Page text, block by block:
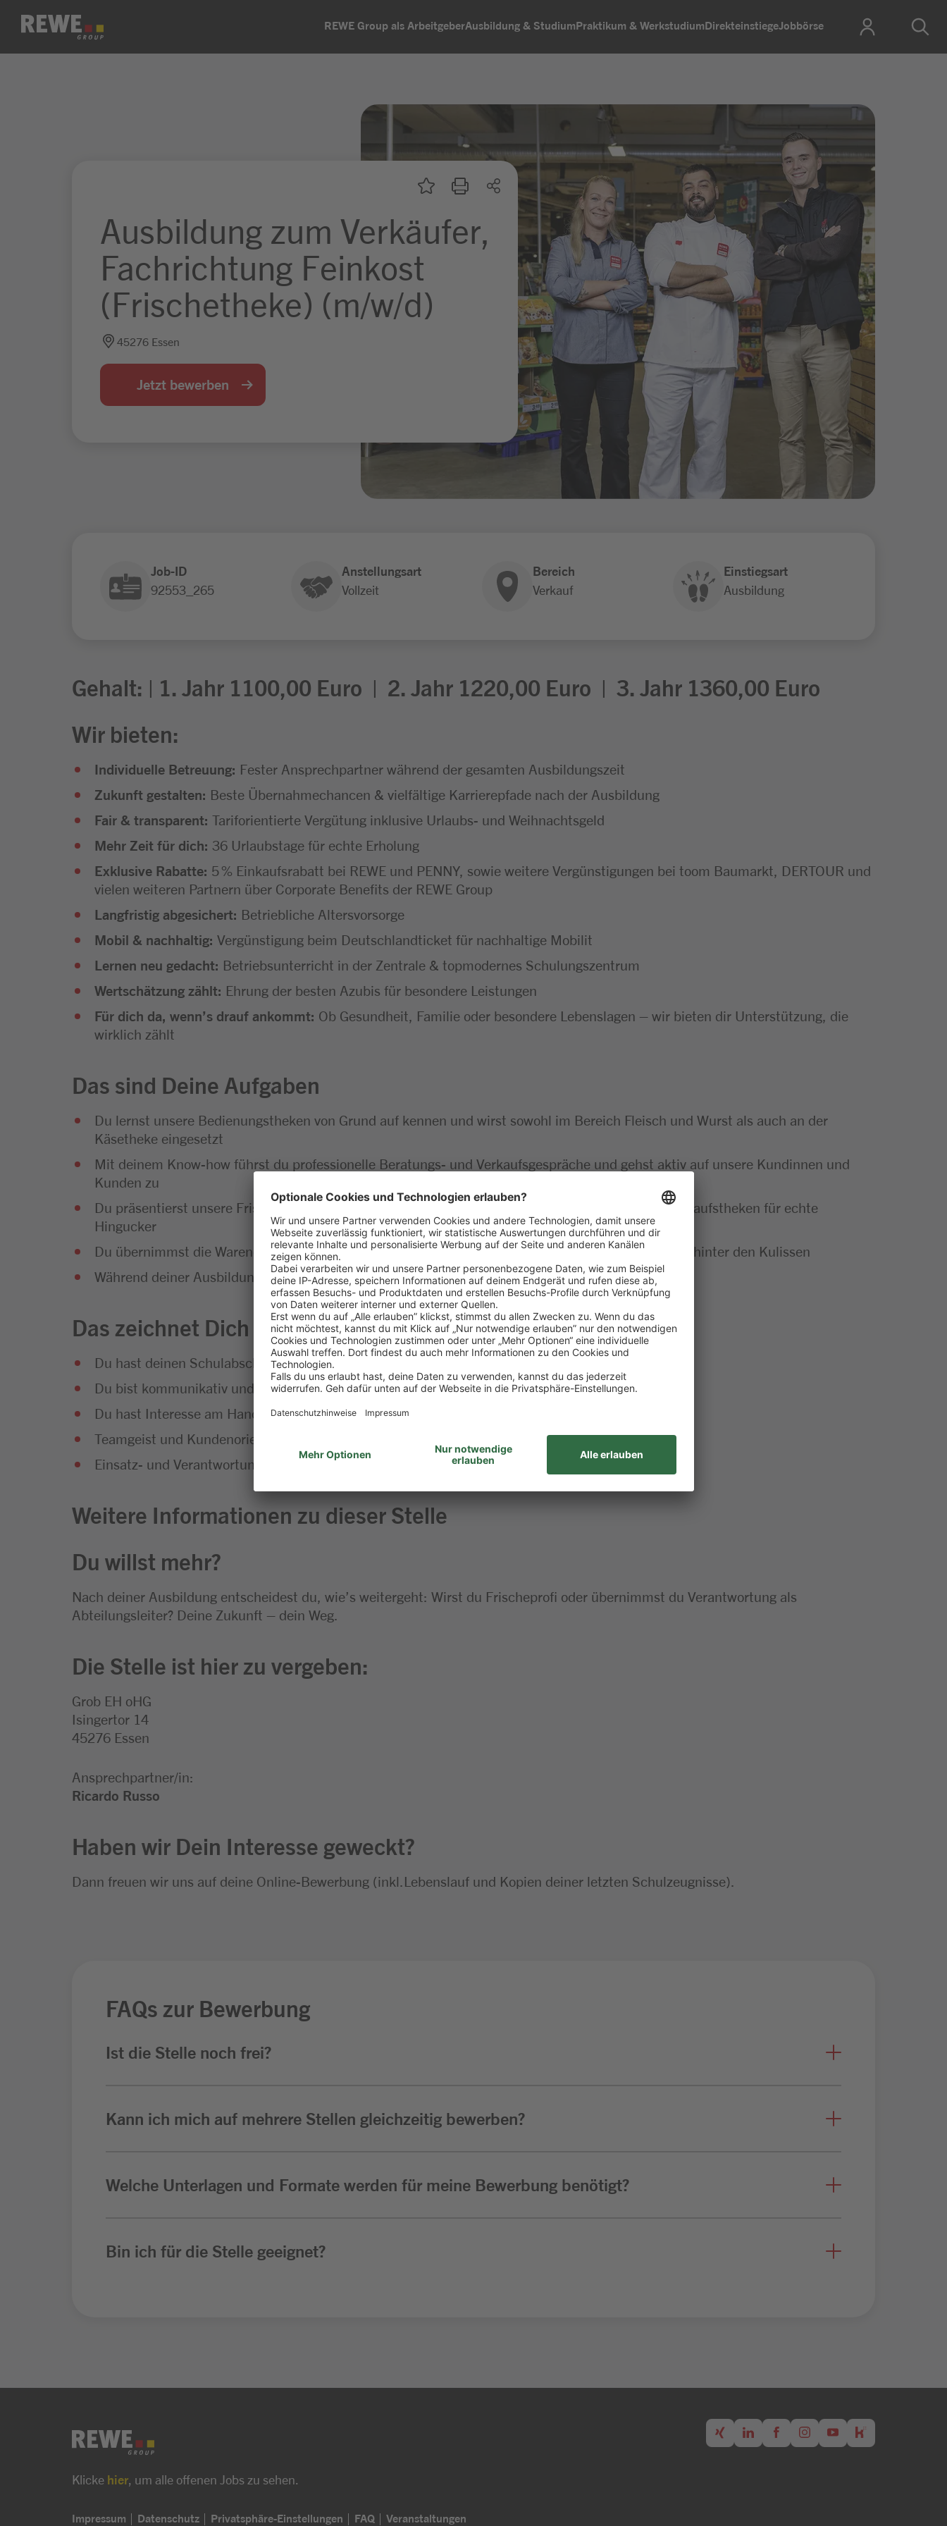
Zum Inhalt springen REWE Group als ArbeitgeberAusbildung & StudiumPraktikum & WerkstudiumDirekteinstiegeJobbörse
Ausbildung zum Verkäufer,
Fachrichtung Feinkost
(Frischetheke) (m/w/d)
45276 Essen
Jetzt bewerben
Job-ID
92553_265
Anstellungsart
Vollzeit
Bereich
Verkauf
Einstiegsart
Ausbildung
Gehalt: | 1. Jahr 1100,00 Euro | 2. Jahr 1220,00 Euro | 3. Jahr 1360,00 Euro
Wir bieten:
Individuelle Betreuung: Fester Ansprechpartner während der gesamten Ausbildungszeit
Zukunft gestalten: Beste Übernahmechancen & vielfältige Karrierepfade nach der Ausbildung
Fair & transparent: Tariforientierte Vergütung inklusive Urlaubs- und Weihnachtsgeld
Mehr Zeit für dich: 36 Urlaubstage für echte Erholung
Exklusive Rabatte: 5 % Einkaufsrabatt bei REWE und PENNY, sowie weitere Vergünstigungen bei toom Baumarkt, DERTOUR und
vielen weiteren Partnern über Corporate Benefits der REWE Group
Langfristig abgesichert: Betriebliche Altersvorsorge
Mobil & nachhaltig: Vergünstigung beim Deutschlandticket für nachhaltige Mobilit
Lernen neu gedacht: Betriebsunterricht in der Zentrale & topmodernes Schulungszentrum
Wertschätzung zählt: Ehrung der besten Azubis für besondere Leistungen
Für dich da, wenn’s drauf ankommt: Ob Gesundheit, Familie oder besondere Lebenslagen – wir bieten dir Unterstützung, die
wirklich zählt
Das sind Deine Aufgaben
Du lernst unsere Bedienungstheken von Grund auf kennen und wirst sowohl im Bereich Fleisch und Wurst als auch an der
Käsetheke eingesetzt
Mit deinem Know-how führst du professionelle Beratungs- und Verkaufsgespräche und gehst aktiv auf unsere Kundinnen und
Kunden zu
Du präsentierst unsere Frischwaren ansprechend und sorgst durch die kreative Gestaltung der Verkaufstheken für echte
Hingucker
Du übernimmst die Warendisposition, kontrollierst die Qualität und sorgst für reibungslose Abläufe hinter den Kulissen
Während deiner Ausbildung wirst du mit allen wichtigen Einzelhandelsprozessen vertraut gemacht
Das zeichnet Dich aus
Du hast deinen Schulabschluss erfolgreich gemeistert
Du bist kommunikativ und hast Spaß am Umgang mit Menschen
Du hast Interesse am Handel und an Lebensmitteln
Teamgeist und Kundenorientierung gehören für dich einfach dazu
Einsatz- und Verantwortungsbereitschaft bringst du gerne mit
Weitere Informationen zu dieser Stelle
Du willst mehr?
Nach deiner Ausbildung entscheidest du, wie’s weitergeht: Wirst du Frischeprofi oder übernimmst du Verantwortung als
Abteilungsleiter? Deine Zukunft – dein Weg.
Die Stelle ist hier zu vergeben:
Grob EH oHG
Isingertor 14
45276 Essen
Ansprechpartner/in:
Ricardo Russo
Haben wir Dein Interesse geweckt?
Dann freuen wir uns auf deine Online-Bewerbung (inkl.Lebenslauf und Kopien deiner letzten Schulzeugnisse).
FAQs zur Bewerbung
Ist die Stelle noch frei?
Kann ich mich auf mehrere Stellen gleichzeitig bewerben?
Welche Unterlagen und Formate werden für meine Bewerbung benötigt?
Bin ich für die Stelle geeignet?
Klicke hier , um alle offenen Jobs zu sehen.
Impressum Datenschutz Privatsphäre-Einstellungen FAQ Veranstaltungen